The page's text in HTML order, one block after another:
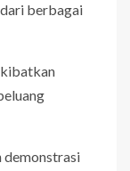
berbagai
demonstrasi